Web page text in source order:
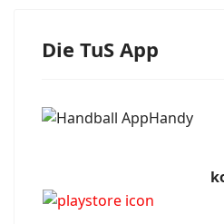
Die TuS App